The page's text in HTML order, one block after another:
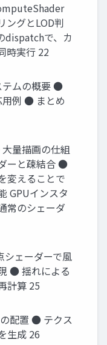
ングとLOD判
dispatchで、カ
時実行 22
テムの概要 ●
例 ● まとめ
量描画の仕組
ーと疎結合 ●
変えることで
GPUインスタ
常のシェーダ
ェーダーで風
● 揺れによる
計算 25
配置 ● テクス
生成 26